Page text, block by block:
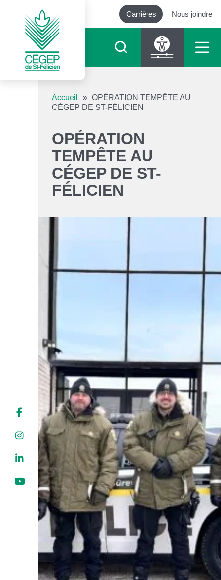
Carrières Nous joindre
Diminuer le texte
Niveau de gris
Accueil » OPÉRATION TEMPÊTE AU
CÉGEP DE ST-FÉLICIEN
OPÉRATION
TEMPÊTE AU
CÉGEP DE ST-
FÉLICIEN